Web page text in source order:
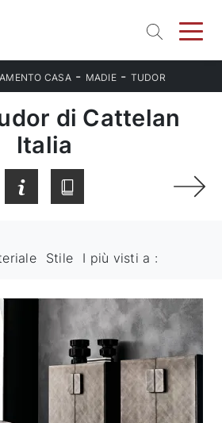
CASA- MADIE - TUDOR
di Cattelan
Italia
Stile I più visti a :